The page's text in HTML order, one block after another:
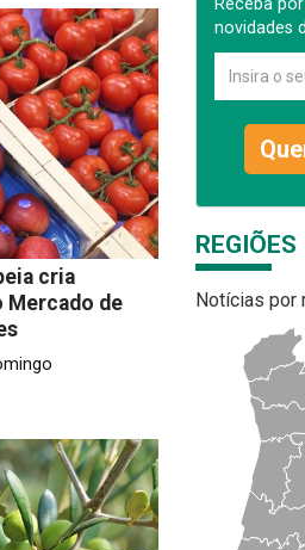
cria
Mercado de
Receba
novidades
REGIÕES
Notícias por